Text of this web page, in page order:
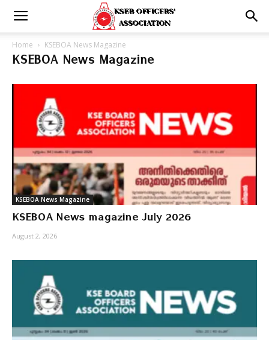
Home KSEBOA News Magazine
KSEBOA News Magazine
KSEBOA News Magazine
KSEBOA News magazine July 2026
August 2, 2026